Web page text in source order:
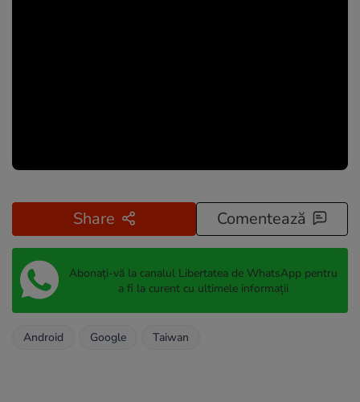
Share Comentează
Abonați-vă la canalul Libertatea de WhatsApp pentru
a fi la curent cu ultimele informații
Android Google Taiwan